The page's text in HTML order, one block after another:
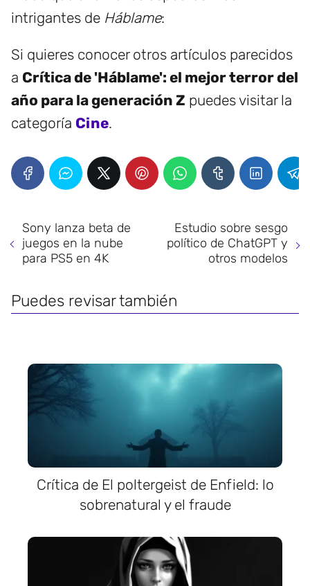
intrigantes de Háblame:
Si quieres conocer otros artículos parecidos
a Crítica de 'Háblame': el mejor terror del
año para la generación Z puedes visitar la
categoría Cine.
Sony lanza beta de
juegos en la nube
para PS5 en 4K
Estudio sobre sesgo
político de ChatGPT y
otros modelos
Puedes revisar también
Crítica de El poltergeist de Enfield: lo
sobrenatural y el fraude